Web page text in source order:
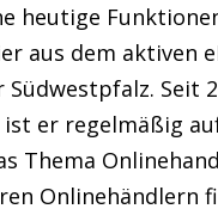
heutige
aus dem aktiven
Seit
er regelmäßig
Thema
Onlinehändlern